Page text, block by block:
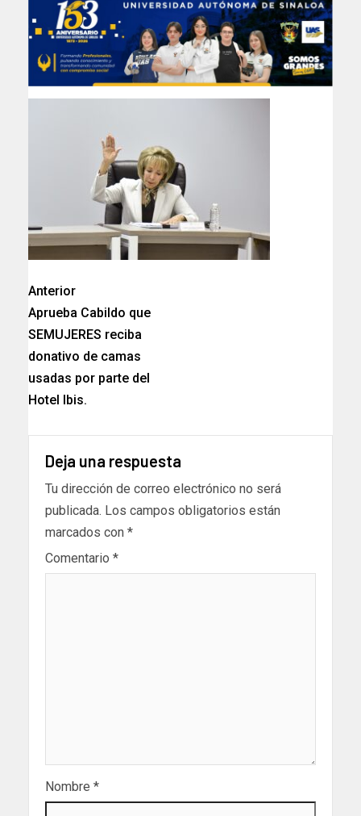
Anterior
Aprueba Cabildo que
SEMUJERES reciba
donativo de camas
usadas por parte del
Hotel Ibis.
Deja una respuesta
Tu dirección de correo electrónico no será
publicada. Los campos obligatorios están
marcados con *
Comentario *
Nombre *